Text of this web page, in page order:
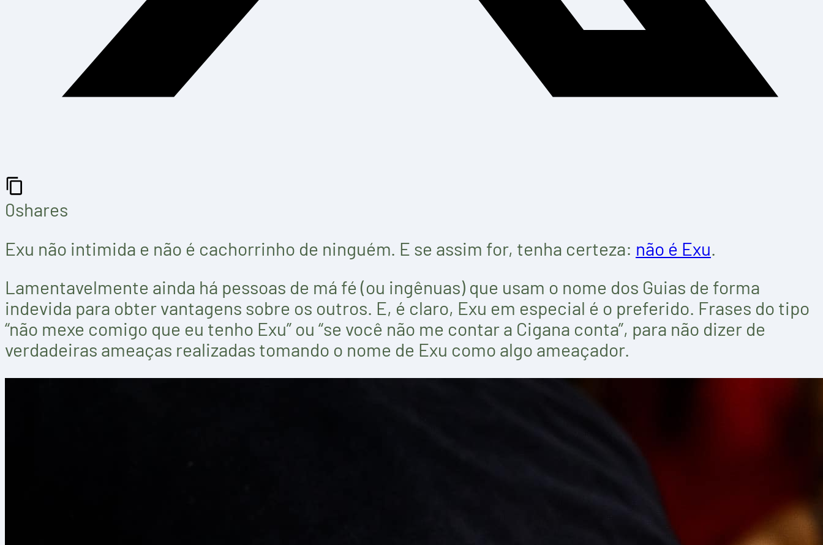
0shares
Exu não intimida e não é cachorrinho de ninguém. E se assim for, tenha certeza: não é Exu.
Lamentavelmente ainda há pessoas de má fé (ou ingênuas) que usam o nome dos Guias de forma
indevida para obter vantagens sobre os outros. E, é claro, Exu em especial é o preferido. Frases do tipo
“não mexe comigo que eu tenho Exu” ou “se você não me contar a Cigana conta”, para não dizer de
verdadeiras ameaças realizadas tomando o nome de Exu como algo ameaçador.